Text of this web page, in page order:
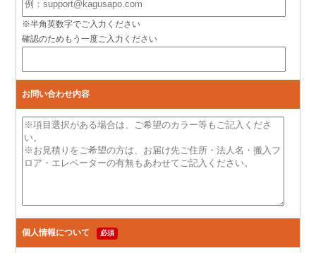
※半角英数字でご入力ください
確認のためもう一度ご入力ください
お問い合わせ内容
個人情報について 必須